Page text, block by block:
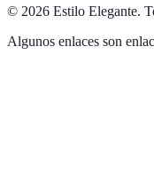
© 2026 Estilo Elegante.
Algunos enlaces son